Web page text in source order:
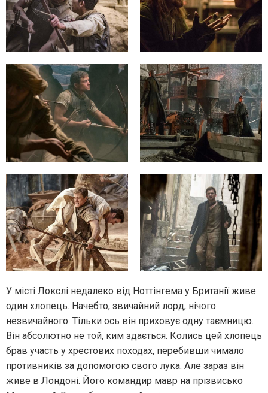
У місті Локслі недалеко від Ноттінгема у Британії живе
один хлопець. Начебто, звичайний лорд, нічого
незвичайного. Тільки ось він приховує одну таємницю.
Він абсолютно не той, ким здається. Колись цей хлопець
брав участь у хрестових походах, перебивши чимало
противників за допомогою свого лука. Але зараз він
живе в Лондоні. Його командир мавр на прізвисько